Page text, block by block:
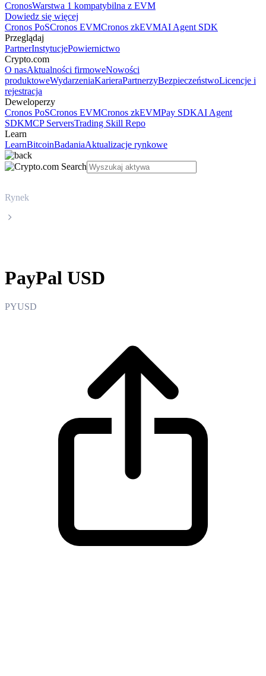
CronosWarstwa 1 kompatybilna z EVM
Dowiedz się więcej
Cronos PoSCronos EVMCronos zkEVMAI Agent SDK
Przeglądaj
PartnerInstytucjePowiernictwo
Crypto.com
O nasAktualności firmoweNowości
produktoweWydarzeniaKarieraPartnerzyBezpieczeństwoLicencje i
rejestracja
Deweloperzy
Cronos PoSCronos EVMCronos zkEVMPay SDKAI Agent
SDKMCP ServersTrading Skill Repo
Learn
LearnBitcoinBadaniaAktualizacje rynkowe
Rynek
PayPal USD
PYUSD